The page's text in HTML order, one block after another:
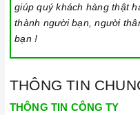
giúp quý khách hàng thật
thành người bạn, người
bạn !
THÔNG TIN
THÔNG TIN CÔNG TY